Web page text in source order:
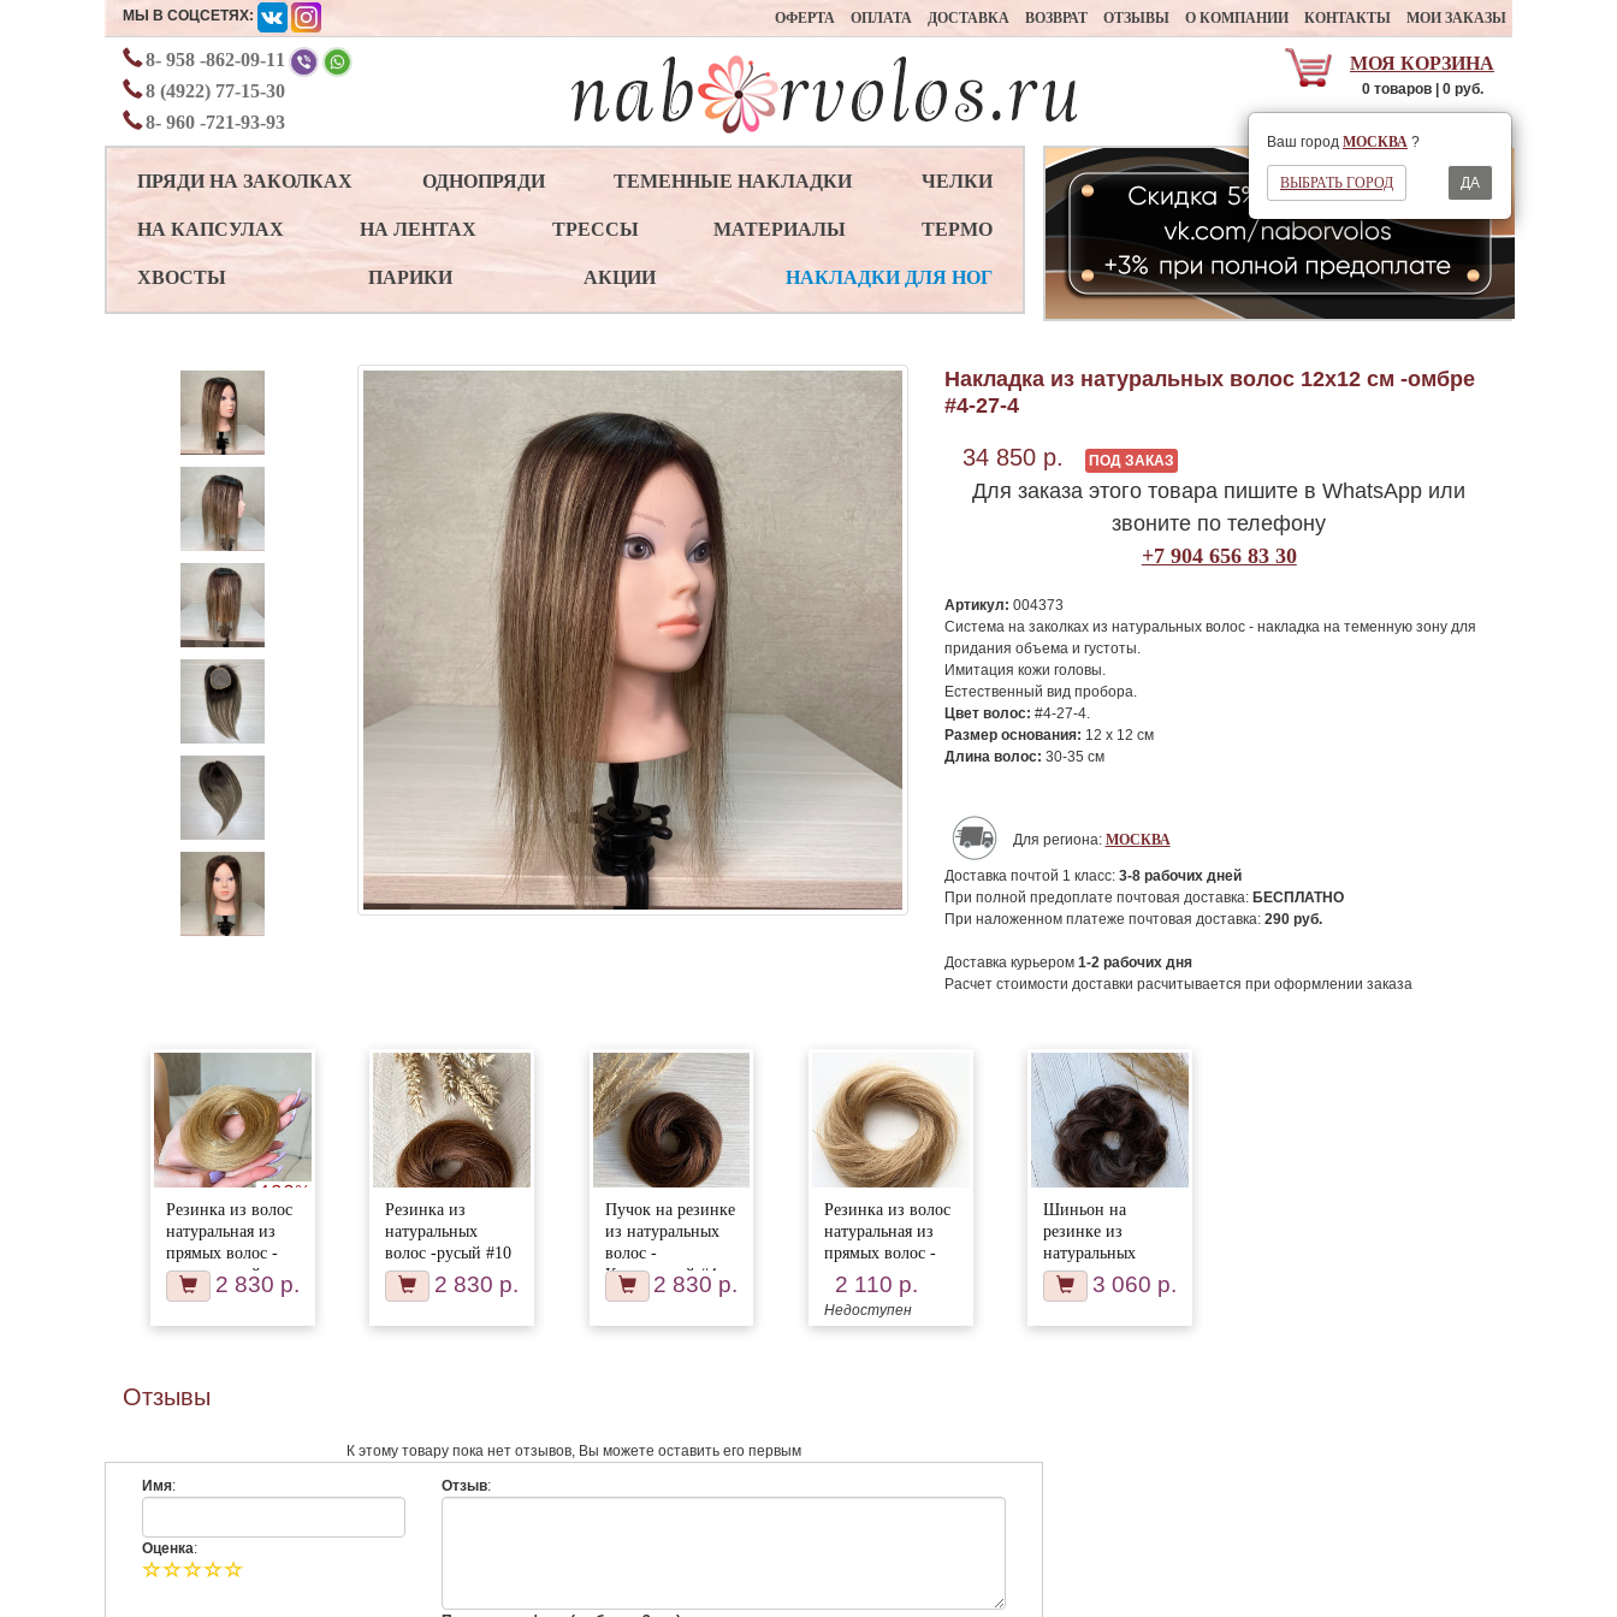
МЫ В СОЦСЕТЯХ: ОФЕРТА ОПЛАТА ДОСТАВКА ВОЗВРАТ ОТЗЫВЫ О КОМПАНИИ КОНТАКТЫ МОИ ЗАКАЗЫ
8- 958 -862-09-11
8 (4922) 77-15-30
8- 960 -721-93-93
МОЯ КОРЗИНА
0 товаров | 0 руб.
Ваш город МОСКВА ?
ВЫБРАТЬ ГОРОД ДА
ПРЯДИ НА ЗАКОЛКАХ ОДНОПРЯДИ ТЕМЕННЫЕ НАКЛАДКИ ЧЕЛКИ
НА КАПСУЛАХ НА ЛЕНТАХ ТРЕССЫ МАТЕРИАЛЫ ТЕРМО
ХВОСТЫ ПАРИКИ АКЦИИ НАКЛАДКИ ДЛЯ НОГ
Накладка из натуральных волос 12х12 см -омбре
#4-27-4
34 850 р. ПОД ЗАКАЗ
Для заказа этого товара пишите в WhatsApp или
звоните по телефону
+7 904 656 83 30
Артикул: 004373
Система на заколках из натуральных волос - накладка на теменную зону для
придания объема и густоты.
Имитация кожи головы.
Естественный вид пробора.
Цвет волос: #4-27-4.
Размер основания: 12 х 12 см
Длина волос: 30-35 см
Для региона: МОСКВА
Доставка почтой 1 класс: 3-8рабочих дней
При полной предоплате почтовая доставка: БЕСПЛАТНО
При наложенном платеже почтовая доставка: 290руб.
Доставка курьером 1-2рабочих дня
Расчет стоимости доставки расчитывается при оформлении заказа
Резинка из волос
натуральная из
прямых волос -
карамельный
блонд #272 830 р.
Резинка из
натуральных
волос -русый #10
2 830 р.
Пучок на резинке
из натуральных
волос -
Коричневый #4
2 830 р.
Резинка из волос
натуральная из
прямых волос -
карамельно
светло-русый #18
2 110 р.
Недоступен
Шиньон на
резинке из
натуральных
волнистых волос
- горький3 060 р.
Отзывы
К этому товару пока нет отзывов, Вы можете оставить его первым
Имя:
Оценка:
Отзыв: